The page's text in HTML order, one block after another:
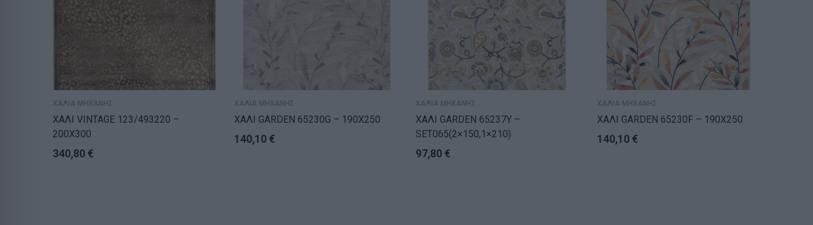
ΧΑΛΙΑ ΜΗΧΑΝΗΣ
ΧΑΛΙ VINTAGE 123/493220 –
200X300
340,80 €
ΧΑΛΙΑ ΜΗΧΑΝΗΣ
ΧΑΛΙ GARDEN 65230G – 190X250
140,10 €
ΧΑΛΙΑ ΜΗΧΑΝΗΣ
ΧΑΛΙ GARDEN 65237Y –
SET065(2×150,1×210)
97,80 €
ΧΑΛΙΑ ΜΗΧΑΝΗΣ
ΧΑΛΙ GARDEN 65230F – 190X250
140,10 €